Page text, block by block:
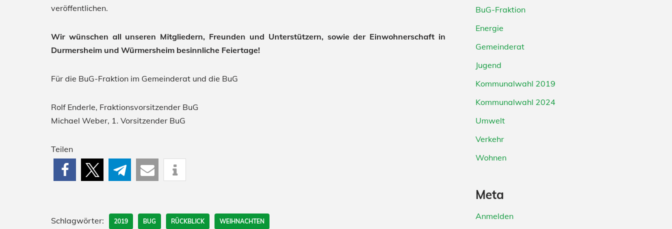
veröffentlichen.
Wir wünschen all unseren Mitgliedern, Freunden und Unterstützern, sowie der Einwohnerschaft in
Durmersheim und Würmersheim besinnliche Feiertage!
Für die BuG-Fraktion im Gemeinderat und die BuG
Rolf Enderle, Fraktionsvorsitzender BuG
Michael Weber, 1. Vorsitzender BuG
Teilen
Schlagwörter: 2019 BUG RÜCKBLICK WEIHNACHTEN
BuG-Fraktion
Energie
Gemeinderat
Jugend
Kommunalwahl 2019
Kommunalwahl 2024
Umwelt
Verkehr
Wohnen
Meta
Anmelden